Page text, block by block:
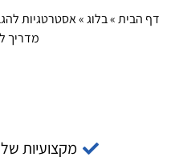
דף הבית»בלוג»אסטרטגיות
מדריך
מקצועיות של